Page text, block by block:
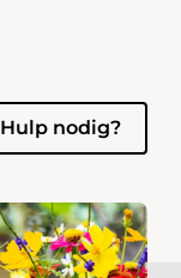
Hulp nodig?